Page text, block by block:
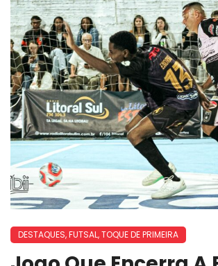
DESTAQUES,FUTSAL,TOQUE DE PRIMEIRA